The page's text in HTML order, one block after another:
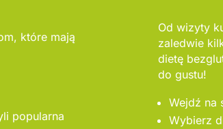
które mają
popularna
Od wizyty
zaledwie
dietę
do gustu!
Wejdź na
Wybierz